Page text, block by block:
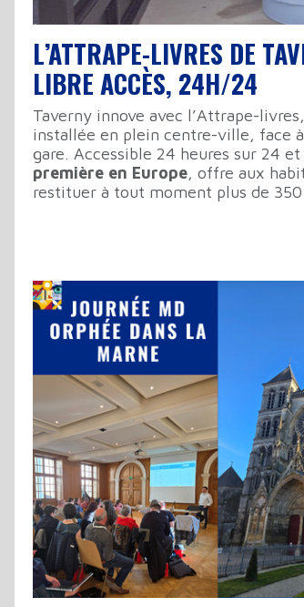
L’ATTRAPE-LIVRES DE
LIBRE ACCÈS, 24H/24
Taverny innove avec l’Attrape-
installée en plein centre-ville, face à
gare. Accessible 24 heures sur 24
première en Europe, offre aux
restituer à tout moment plus de